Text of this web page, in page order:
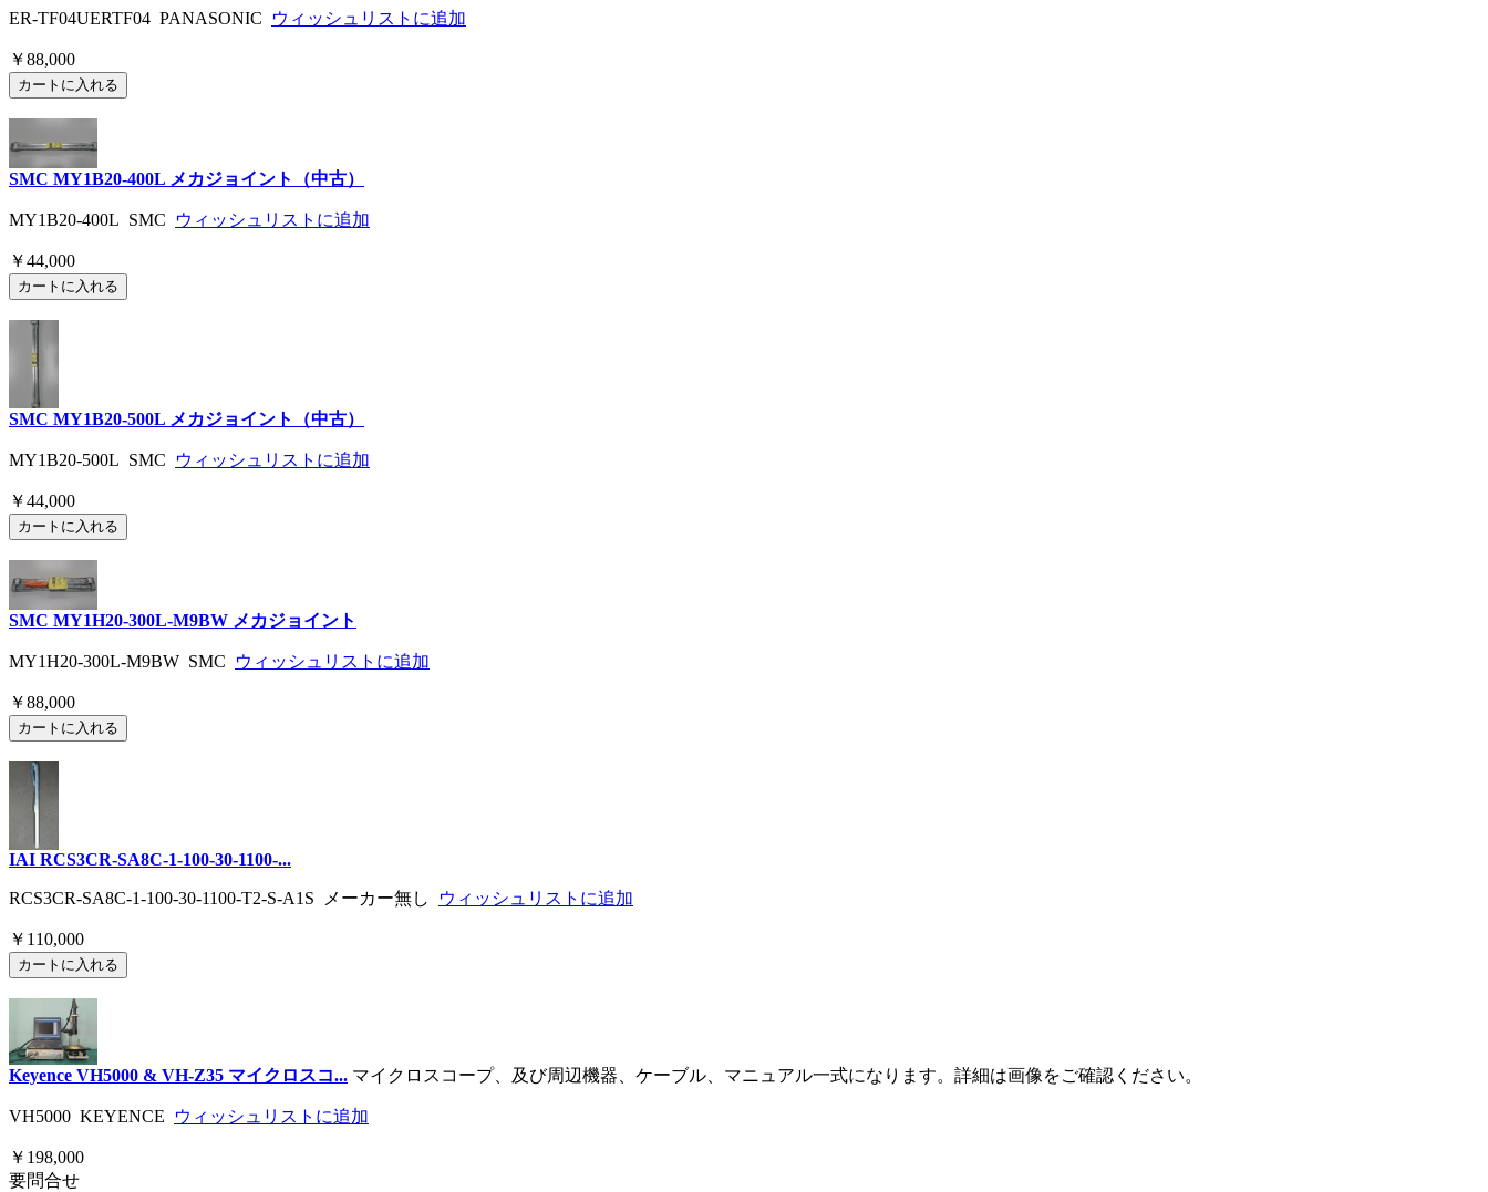
ER-TF04UERTF04 PANASONIC ウィッシュリストに追加
￥88,000
SMC MY1B20-400L メカジョイント（中古）
MY1B20-400L SMC ウィッシュリストに追加
￥44,000
SMC MY1B20-500L メカジョイント（中古）
MY1B20-500L SMC ウィッシュリストに追加
￥44,000
SMC MY1H20-300L-M9BW メカジョイント
MY1H20-300L-M9BW SMC ウィッシュリストに追加
￥88,000
IAI RCS3CR-SA8C-1-100-30-1100-...
RCS3CR-SA8C-1-100-30-1100-T2-S-A1S メーカー無し ウィッシュリストに追加
￥110,000
Keyence VH5000 & VH-Z35 マイクロスコ... マイクロスコープ、及び周辺機器、ケーブル、マニュアル一式になります。詳細は画像をご確認ください。
VH5000 KEYENCE ウィッシュリストに追加
￥198,000
要問合せ